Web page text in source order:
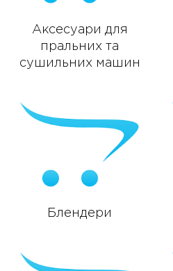
Аксесуари для
пральних та
сушильних машин
Блендери